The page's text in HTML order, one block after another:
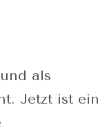
als
Jetzt ist ein